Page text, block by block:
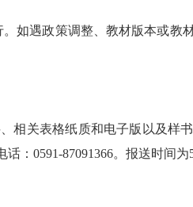
遇政策调整、教材版本或教
关表格纸质和电子版以及样
0591-87091366。报送时间为